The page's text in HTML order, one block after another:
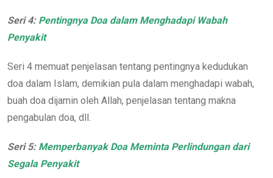
Seri 4: Pentingnya Doa dalam Menghadapi Wabah
Penyakit
Seri 4 memuat penjelasan tentang pentingnya kedudukan
doa dalam Islam, demikian pula dalam menghadapi wabah,
buah doa dijamin oleh Allah, penjelasan tentang makna
pengabulan doa, dll.
Seri 5: Memperbanyak Doa Meminta Perlindungan dari
Segala Penyakit